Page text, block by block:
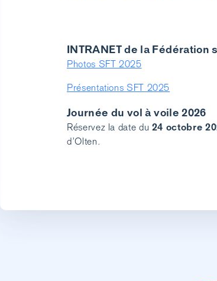
INTRANET de la Fédération
Photos SFT 2025
Présentations SFT 2025
Journée du vol à voile 2026
Réservez la date du 24 octobre
d’Olten.